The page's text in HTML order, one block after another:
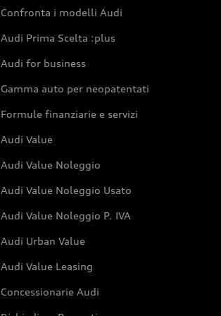
Confronta i modelli Audi
Audi Prima Scelta :plus
Audi for business
Gamma auto per neopatentati
Formule finanziarie e servizi
Audi Value
Audi Value Noleggio
Audi Value Noleggio Usato
Audi Value Noleggio P. IVA
Audi Urban Value
Audi Value Leasing
Concessionarie Audi